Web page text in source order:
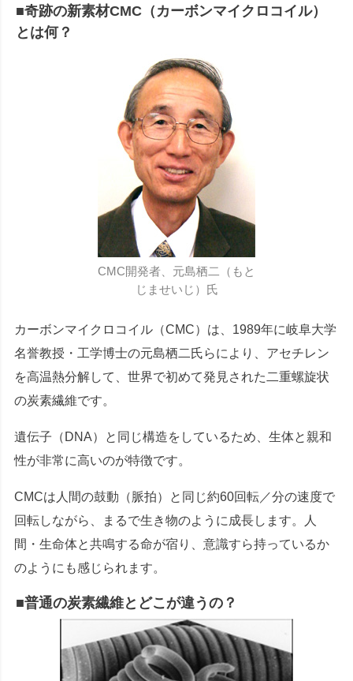
■奇跡の新素材CMC（カーボンマイクロコイル）
とは何？
CMC開発者、元島栖二（もと
じませいじ）氏
カーボンマイクロコイル（CMC）は、1989年に岐阜大学
名誉教授・工学博士の元島栖二氏らにより、アセチレン
を高温熱分解して、世界で初めて発見された二重螺旋状
の炭素繊維です。
遺伝子（DNA）と同じ構造をしているため、生体と親和
性が非常に高いのが特徴です。
CMCは人間の鼓動（脈拍）と同じ約60回転／分の速度で
回転しながら、まるで生き物のように成長します。人
間・生命体と共鳴する命が宿り、意識すら持っているか
のようにも感じられます。
■普通の炭素繊維とどこが違うの？